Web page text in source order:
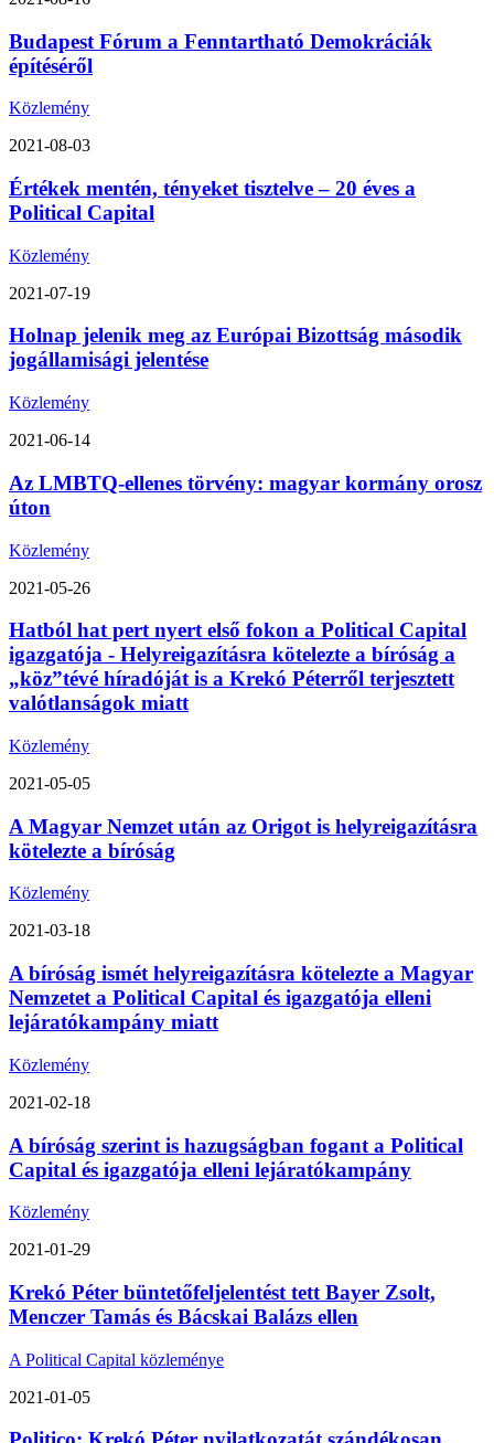
Budapest Fórum a Fenntartható Demokráciák
építéséről
Közlemény
2021-08-03
Értékek mentén, tényeket tisztelve – 20 éves a
Political Capital
Közlemény
2021-07-19
Holnap jelenik meg az Európai Bizottság második
jogállamisági jelentése
Közlemény
2021-06-14
Az LMBTQ-ellenes törvény: magyar kormány orosz
úton
Közlemény
2021-05-26
Hatból hat pert nyert első fokon a Political Capital
igazgatója - Helyreigazításra kötelezte a bíróság a
„köz”tévé híradóját is a Krekó Péterről terjesztett
valótlanságok miatt
Közlemény
2021-05-05
A Magyar Nemzet után az Origot is helyreigazításra
kötelezte a bíróság
Közlemény
2021-03-18
A bíróság ismét helyreigazításra kötelezte a Magyar
Nemzetet a Political Capital és igazgatója elleni
lejáratókampány miatt
Közlemény
2021-02-18
A bíróság szerint is hazugságban fogant a Political
Capital és igazgatója elleni lejáratókampány
Közlemény
2021-01-29
Krekó Péter büntetőfeljelentést tett Bayer Zsolt,
Menczer Tamás és Bácskai Balázs ellen
A Political Capital közleménye
2021-01-05